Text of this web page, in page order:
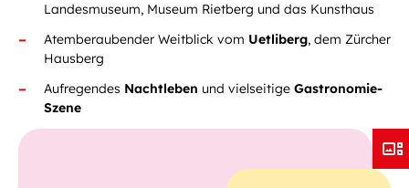
Landesmuseum, Museum Rietberg und das Kunsthaus
Atemberaubender Weitblick vom Uetliberg, dem Zürcher
Hausberg
Aufregendes Nachtleben und vielseitige Gastronomie-
Szene